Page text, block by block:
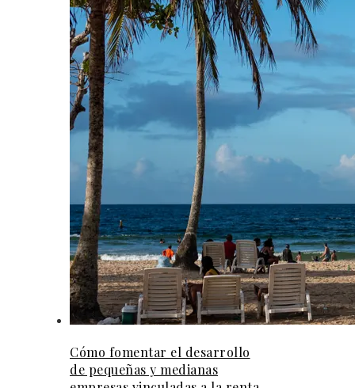
Cómo fomentar el desarrollo
de pequeñas y medianas